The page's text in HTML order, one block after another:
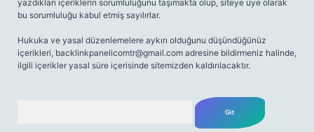
yazdıkları içeriklerin sorumluluğunu taşımakta olup, siteye üye olarak
bu sorumluluğu kabul etmiş sayılırlar.
Hukuka ve yasal düzenlemelere aykırı olduğunu düşündüğünüz
içerikleri, backlinkpanelicomtr@gmail.com adresine bildirmeniz halinde,
ilgili içerikler yasal süre içerisinde sitemizden kaldırılacaktır.